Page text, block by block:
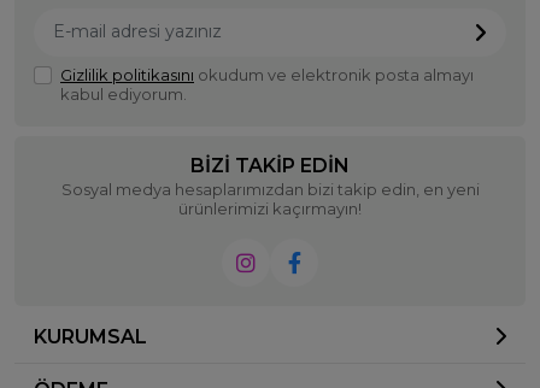
Gizlilik politikasını okudum ve elektronik posta almayı
kabul ediyorum.
BIZI TAKIP EDIN
Sosyal medya hesaplarımızdan bizi takip edin, en yeni
ürünlerimizi kaçırmayın!
KURUMSAL